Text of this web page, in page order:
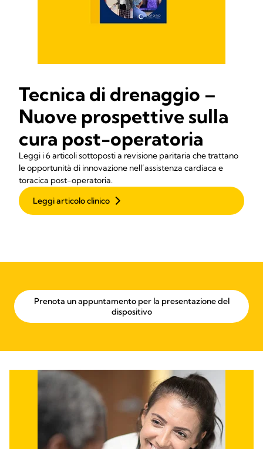
Tecnica di drenaggio –
Nuove prospettive sulla
cura post-operatoria
Leggi i 6 articoli sottoposti a revisione paritaria che trattano
le opportunità di innovazione nell’assistenza cardiaca e
toracica post-operatoria.
Leggi articolo clinico
Prenota un appuntamento per la presentazione del
dispositivo